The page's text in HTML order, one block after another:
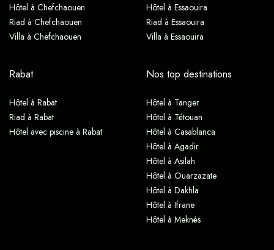
Hôtel à Chefchaouen
Riad à Chefchaouen
Villa à Chefchaouen
Hôtel à Essaouira
Riad à Essaouira
Villa à Essaouira
Rabat
Hôtel à Rabat
Riad à Rabat
Hôtel avec piscine à Rabat
Nos top destinations
Hôtel à Tanger
Hôtel à Tétouan
Hôtel à Casablanca
Hôtel à Agadir
Hôtel à Asilah
Hôtel à Ouarzazate
Hôtel à Dakhla
Hôtel à Ifrane
Hôtel à Meknès